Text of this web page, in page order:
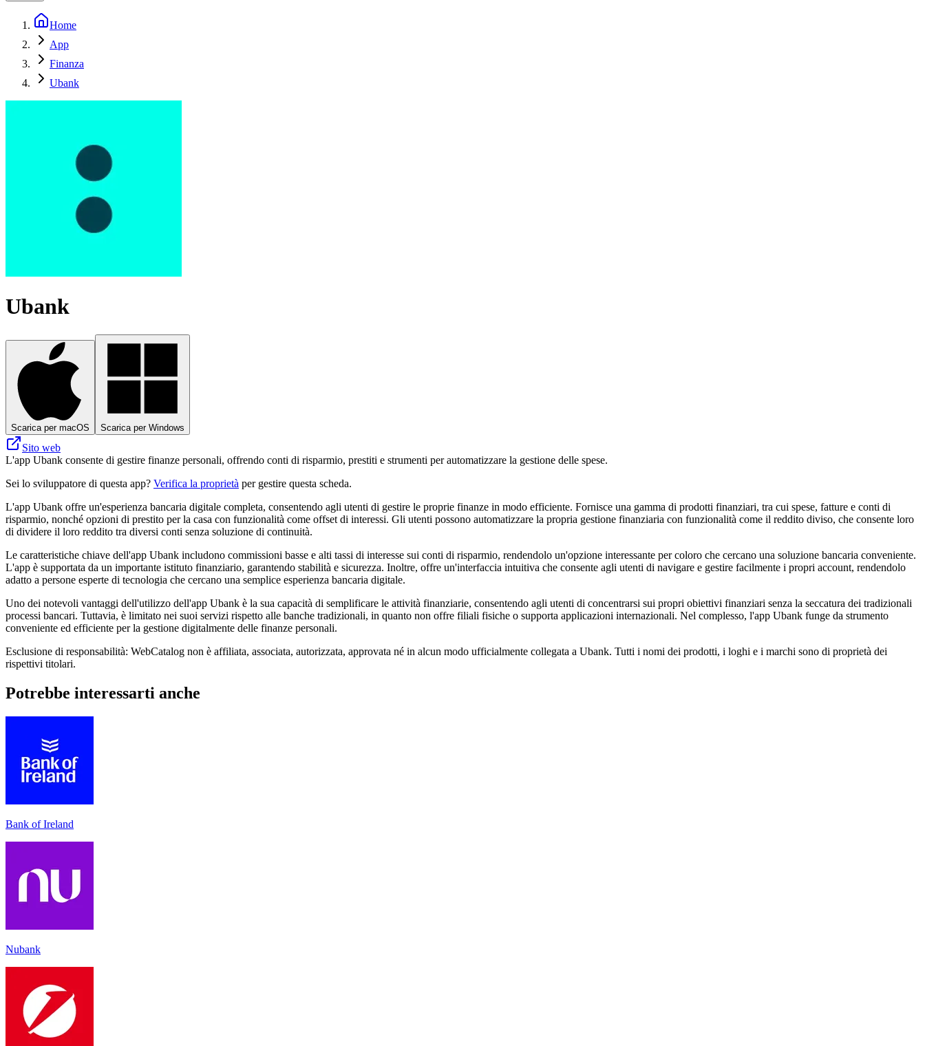
Home
App
Finanza
Ubank
Ubank
Scarica per macOS Scarica per Windows
Sito web
L'app Ubank consente di gestire finanze personali, offrendo conti di risparmio, prestiti e strumenti per automatizzare la gestione delle spese.
Sei lo sviluppatore di questa app? Verifica la proprietà per gestire questa scheda.
L'app Ubank offre un'esperienza bancaria digitale completa, consentendo agli utenti di gestire le proprie finanze in modo efficiente. Fornisce una gamma di prodotti finanziari, tra cui spese, fatture e conti di
risparmio, nonché opzioni di prestito per la casa con funzionalità come offset di interessi. Gli utenti possono automatizzare la propria gestione finanziaria con funzionalità come il reddito diviso, che consente loro
di dividere il loro reddito tra diversi conti senza soluzione di continuità.
Le caratteristiche chiave dell'app Ubank includono commissioni basse e alti tassi di interesse sui conti di risparmio, rendendolo un'opzione interessante per coloro che cercano una soluzione bancaria conveniente.
L'app è supportata da un importante istituto finanziario, garantendo stabilità e sicurezza. Inoltre, offre un'interfaccia intuitiva che consente agli utenti di navigare e gestire facilmente i propri account, rendendolo
adatto a persone esperte di tecnologia che cercano una semplice esperienza bancaria digitale.
Uno dei notevoli vantaggi dell'utilizzo dell'app Ubank è la sua capacità di semplificare le attività finanziarie, consentendo agli utenti di concentrarsi sui propri obiettivi finanziari senza la seccatura dei tradizionali
processi bancari. Tuttavia, è limitato nei suoi servizi rispetto alle banche tradizionali, in quanto non offre filiali fisiche o supporta applicazioni internazionali. Nel complesso, l'app Ubank funge da strumento
conveniente ed efficiente per la gestione digitalmente delle finanze personali.
Esclusione di responsabilità: WebCatalog non è affiliata, associata, autorizzata, approvata né in alcun modo ufficialmente collegata a Ubank. Tutti i nomi dei prodotti, i loghi e i marchi sono di proprietà dei
rispettivi titolari.
Potrebbe interessarti anche
Bank of Ireland
Nubank